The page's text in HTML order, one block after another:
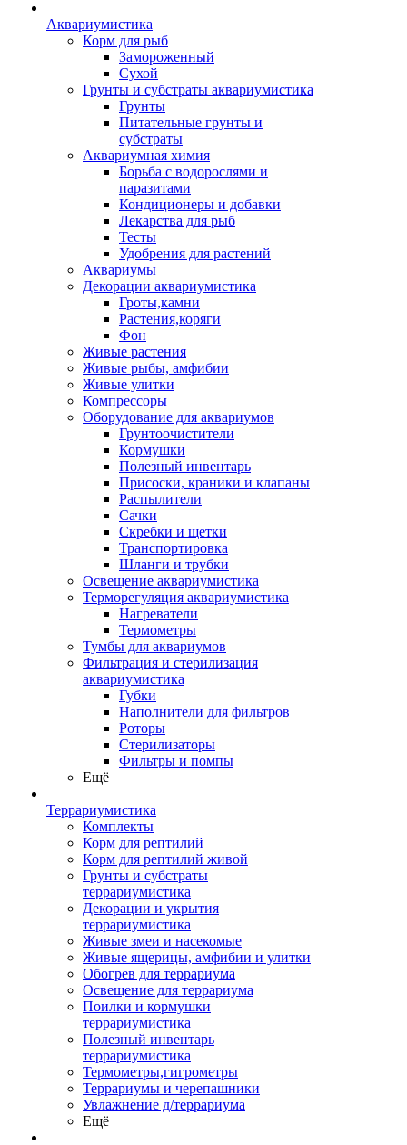
Аквариумистика
Корм для рыб
Замороженный
Сухой
Грунты и субстраты аквариумистика
Грунты
Питательные грунты и
субстраты
Аквариумная химия
Борьба с водорослями и
паразитами
Кондиционеры и добавки
Лекарства для рыб
Тесты
Удобрения для растений
Аквариумы
Декорации аквариумистика
Гроты,камни
Растения,коряги
Фон
Живые растения
Живые рыбы, амфибии
Живые улитки
Компрессоры
Оборудование для аквариумов
Грунтоочистители
Кормушки
Полезный инвентарь
Присоски, краники и клапаны
Распылители
Сачки
Скребки и щетки
Транспортировка
Шланги и трубки
Освещение аквариумистика
Терморегуляция аквариумистика
Нагреватели
Термометры
Тумбы для аквариумов
Фильтрация и стерилизация
аквариумистика
Губки
Наполнители для фильтров
Роторы
Стерилизаторы
Фильтры и помпы
Ещё
Террариумистика
Комплекты
Корм для рептилий
Корм для рептилий живой
Грунты и субстраты
террариумистика
Декорации и укрытия
террариумистика
Живые змеи и насекомые
Живые ящерицы, амфибии и улитки
Обогрев для террариума
Освещение для террариума
Поилки и кормушки
террариумистика
Полезный инвентарь
террариумистика
Термометры,гигрометры
Террариумы и черепашники
Увлажнение д/террариума
Ещё